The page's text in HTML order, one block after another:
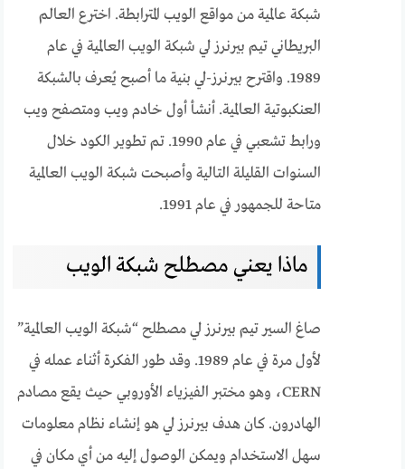
شبكة عالمية من مواقع الويب المترابطة. اخترع العالم
البريطاني تيم بيرنرز لي شبكة الويب العالمية في عام
1989. واقترح بيرنرز-لي بنية ما أصبح يُعرف بالشبكة
العنكبوتية العالمية. أنشأ أول خادم ويب ومتصفح ويب
ورابط تشعبي في عام 1990. تم تطوير الكود خلال
السنوات القليلة التالية وأصبحت شبكة الويب العالمية
متاحة للجمهور في عام 1991.
ماذا يعني مصطلح شبكة الويب
صاغ السير تيم بيرنرز لي مصطلح “شبكة الويب العالمية”
لأول مرة في عام 1989. وقد طور الفكرة أثناء عمله في
CERN، وهو مختبر الفيزياء الأوروبي حيث يقع مصادم
الهادرون. كان هدف بيرنرز لي هو إنشاء نظام معلومات
سهل الاستخدام ويمكن الوصول إليه من أي مكان في